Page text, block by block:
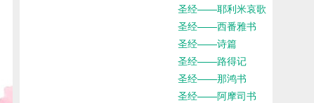
圣经——耶利米哀歌
圣经——西番雅书
圣经——诗篇
圣经——路得记
圣经——那鸿书
圣经——阿摩司书